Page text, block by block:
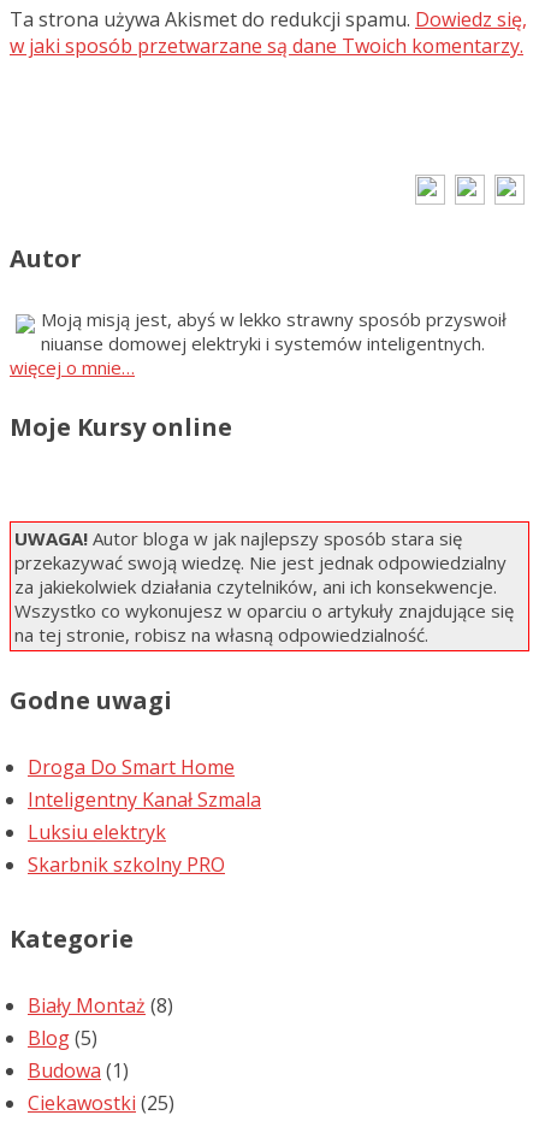
Ta strona używa Akismet do redukcji spamu. Dowiedz się,
w jaki sposób przetwarzane są dane Twoich komentarzy.
Autor
Moją misją jest, abyś w lekko strawny sposób przyswoił
niuanse domowej elektryki i systemów inteligentnych.
więcej o mnie…
Moje Kursy online
UWAGA! Autor bloga w jak najlepszy sposób stara się
przekazywać swoją wiedzę. Nie jest jednak odpowiedzialny
za jakiekolwiek działania czytelników, ani ich konsekwencje.
Wszystko co wykonujesz w oparciu o artykuły znajdujące się
na tej stronie, robisz na własną odpowiedzialność.
Godne uwagi
Droga Do Smart Home
Inteligentny Kanał Szmala
Luksiu elektryk
Skarbnik szkolny PRO
Kategorie
Biały Montaż (8)
Blog(5)
Budowa (1)
Ciekawostki (25)